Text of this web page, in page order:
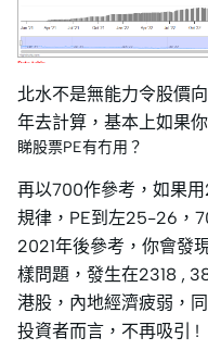
北水不是無能力令股價
年去計算，基本上如果
睇股票PE有冇用？
再以700作參考，如果
規律，PE到左25-26，
2021年後參考，你會發
樣問題，發生在2318 ,
港股，內地經濟疲弱，
投資者而言，不再吸引 !